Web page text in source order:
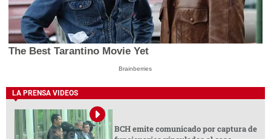
The Best Tarantino Movie Yet
Brainberries
LA PRENSA VIDEOS
BCH emite comunicado por captura de